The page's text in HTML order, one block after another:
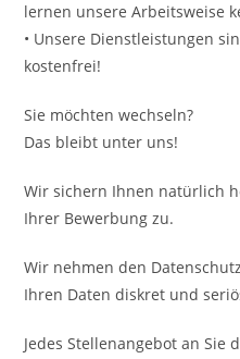
lernen unsere Arbeitsweise
• Unsere Dienstleistungen
kostenfrei!
Sie möchten wechseln?
Das bleibt unter uns!
Wir sichern Ihnen natürlich
Ihrer Bewerbung zu.
Wir nehmen den
Ihren Daten diskret und
Jedes Stellenangebot an Sie